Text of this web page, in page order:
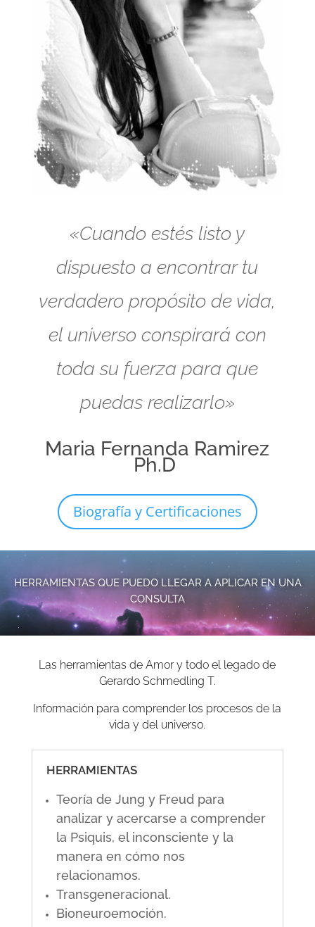
«Cuando estés listo y
dispuesto a encontrar tu
verdadero propósito de vida,
el universo conspirará con
toda su fuerza para que
puedas realizarlo»
Maria Fernanda Ramirez
Ph.D
Biografía y Certificaciones
HERRAMIENTAS QUE PUEDO LLEGAR A APLICAR EN UNA
CONSULTA
Las herramientas de Amor y todo el legado de
Gerardo Schmedling T.
Información para comprender los procesos de la
vida y del universo.
HERRAMIENTAS
Teoría de Jung y Freud para
analizar y acercarse a comprender
la Psiquis, el inconsciente y la
manera en cómo nos
relacionamos.
Transgeneracional.
Bioneuroemoción.